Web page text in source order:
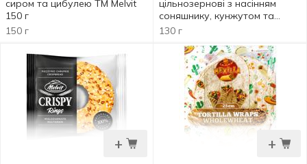
сиром та цибулею ТМ Melvit
150 г
150 г
цільнозернові з насінням
соняшнику, кунжутом та
льоном 130г
130 г
+ +